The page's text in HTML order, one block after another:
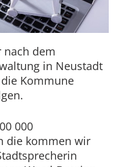
nach dem
in Neustadt
Kommune
000
die kommen wir